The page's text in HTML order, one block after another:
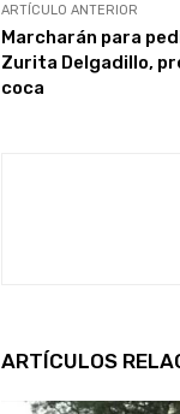
ARTÍCULO ANTERIOR
Marcharán para
Zurita Delgadillo,
coca
ARTÍCULOS